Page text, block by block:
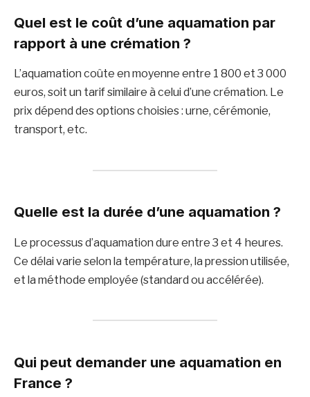
Quel est le coût d’une aquamation par
rapport à une crémation ?
L’aquamation coûte en moyenne entre 1 800 et 3 000
euros, soit un tarif similaire à celui d’une crémation. Le
prix dépend des options choisies : urne, cérémonie,
transport, etc.
Quelle est la durée d’une aquamation ?
Le processus d’aquamation dure entre 3 et 4 heures.
Ce délai varie selon la température, la pression utilisée,
et la méthode employée (standard ou accélérée).
Qui peut demander une aquamation en
France ?